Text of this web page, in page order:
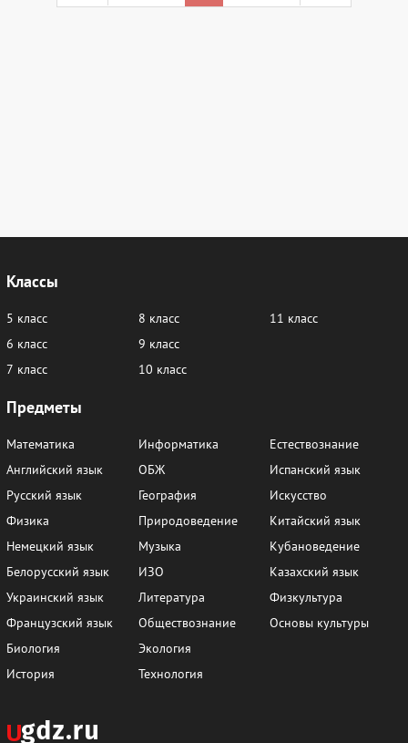
Классы
5 класс
6 класс
7 класс
8 класс
9 класс
10 класс
11 класс
Предметы
Математика
Английский язык
Русский язык
Физика
Немецкий язык
Белорусский язык
Украинский язык
Французский язык
Биология
История
Информатика
ОБЖ
География
Природоведение
Музыка
ИЗО
Литература
Обществознание
Экология
Технология
Естествознание
Испанский язык
Искусство
Китайский язык
Кубановедение
Казахский язык
Физкультура
Основы культуры